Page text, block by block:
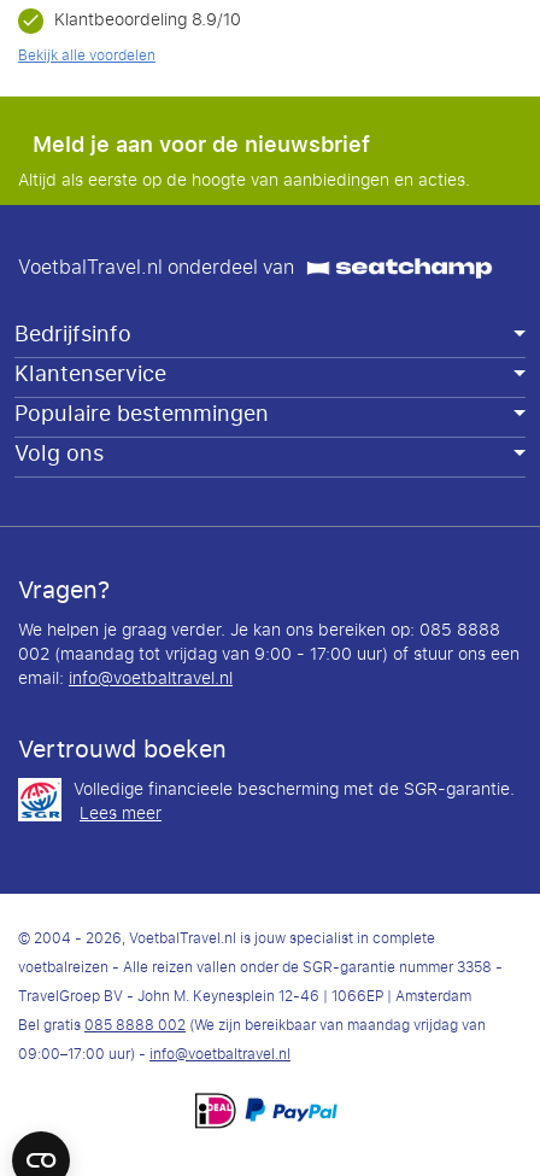
Klantbeoordeling 8.9/10
Bekijk alle voordelen
Meld je aan voor de nieuwsbrief
Altijd als eerste op de hoogte van aanbiedingen en acties.
VoetbalTravel.nl onderdeel van
Bedrijfsinfo
Klantenservice
Populaire bestemmingen
Volg ons
Vragen?
We helpen je graag verder. Je kan ons bereiken op: 085 8888
002 (maandag tot vrijdag van 9:00 - 17:00 uur) of stuur ons een
email: info@voetbaltravel.nl
Vertrouwd boeken
Volledige financieele bescherming met de SGR-garantie.
Lees meer
© 2004 - 2026, VoetbalTravel.nl is jouw specialist in complete
voetbalreizen - Alle reizen vallen onder de SGR-garantie nummer 3358 -
TravelGroep BV - John M. Keynesplein 12-46 | 1066EP | Amsterdam
Bel gratis085 8888 002(We zijn bereikbaar van maandag vrijdag van
09:00–17:00 uur) -info@voetbaltravel.nl